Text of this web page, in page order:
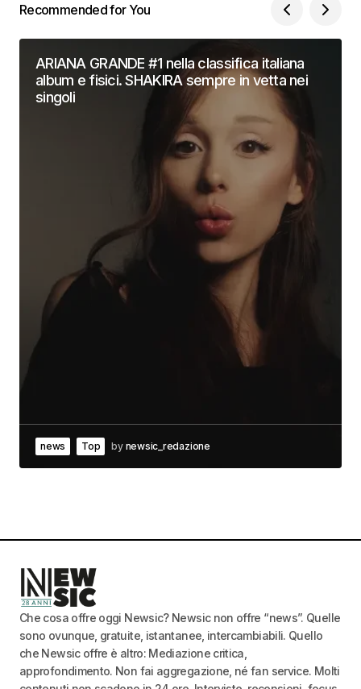
Recommended for You
ARIANA GRANDE #1 nella classifica italiana
album e fisici. SHAKIRA sempre in vetta nei
singoli
news Top by newsic_redazione
Che cosa offre oggi Newsic? Newsic non offre “news”. Quelle
sono ovunque, gratuite, istantanee, intercambiabili. Quello
che Newsic offre è altro: Mediazione critica,
approfondimento. Non fai aggregazione, né fan service. Molti